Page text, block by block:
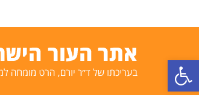
פתח סרגל נגישות